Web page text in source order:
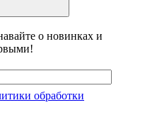
о новинках и
обработки